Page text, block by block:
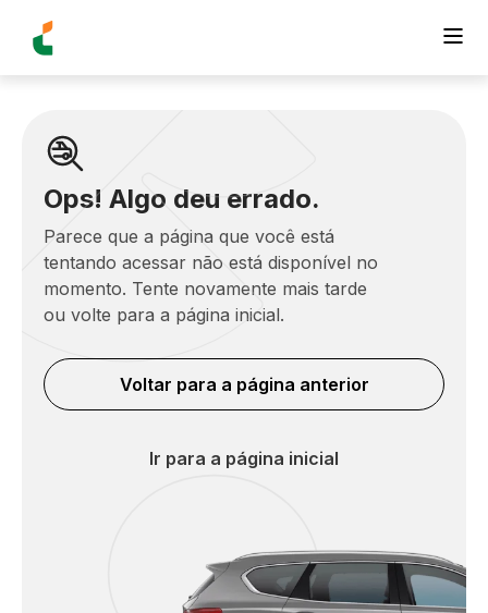
Ops! Algo deu errado.
Parece que a página que você está
tentando acessar não está disponível no
momento. Tente novamente mais tarde
ou volte para a página inicial.
Voltar para a página anterior
Ir para a página inicial